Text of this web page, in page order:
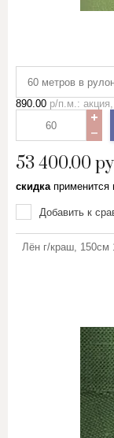
60 метров в
890.00 р/п.м.:
53 400.00
скидка применится
Добавить к
Лён г/краш, 150см